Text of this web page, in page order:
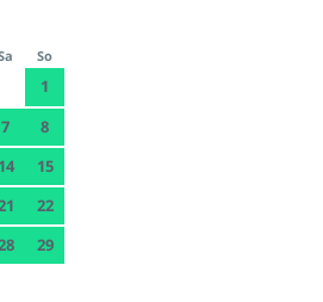
So
1
7
8
14
15
22
29